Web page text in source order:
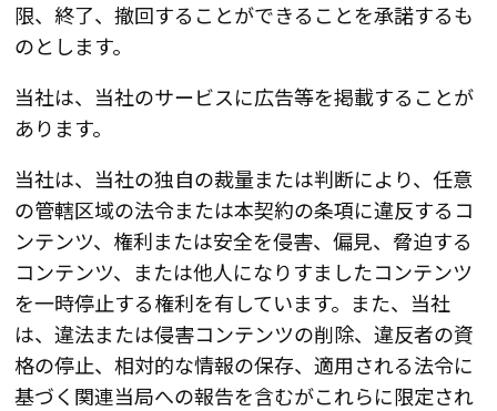
限、終了、撤回することができることを承諾するも
のとします。
当社は、当社のサービスに広告等を掲載することが
あります。
当社は、当社の独自の裁量または判断により、任意
の管轄区域の法令または本契約の条項に違反するコ
ンテンツ、権利または安全を侵害、偏見、脅迫する
コンテンツ、または他人になりすましたコンテンツ
を一時停止する権利を有しています。また、当社
は、違法または侵害コンテンツの削除、違反者の資
格の停止、相対的な情報の保存、適用される法令に
基づく関連当局への報告を含むがこれらに限定され